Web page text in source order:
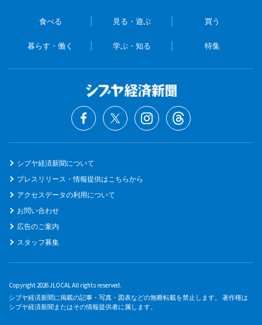
食べる 見る・遊ぶ 買う
暮らす・働く 学ぶ・知る 特集
シブヤ経済新聞について
プレスリリース・情報提供はこちらから
アクセスデータの利用について
お問い合わせ
広告のご案内
スタッフ募集
Copyright 2026 JLOCAL All rights reserved.
シブヤ経済新聞に掲載の記事・写真・図表などの無断転載を禁止します。 著作権は
シブヤ経済新聞またはその情報提供者に属します。